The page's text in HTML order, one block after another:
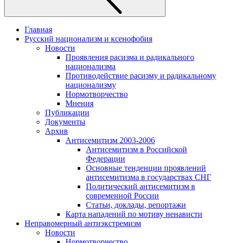
Главная
Русский национализм и ксенофобия
Новости
Проявления расизма и радикального
национализма
Противодействие расизму и радикальному
национализму
Нормотворчество
Мнения
Публикации
Документы
Архив
Антисемитизм 2003-2006
Антисемитизм в Российской
Федерации
Основные тенденции проявлений
антисемитизма в государствах СНГ
Политический антисемитизм в
современной России
Статьи, доклады, репортажи
Карта нападений по мотиву ненависти
Неправомерный антиэкстремизм
Новости